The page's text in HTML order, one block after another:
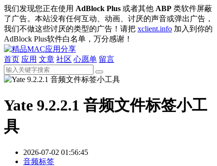
我们发现您正在使用 AdBlock Plus 或者其他 ABP 类软件屏蔽
了广告。本站没有任何互动、动画、讨厌的声音或弹出广告，
我们不做这些讨厌的类型的广告！请把 xclient.info 加入到你的
AdBlock Plus软件白名单，万分感谢！
首页 应用 文章 社区 心愿单 留言
Yate 9.2.2.1 音频文件标签小工
具
2026-07-02 01:56:45
音频标签